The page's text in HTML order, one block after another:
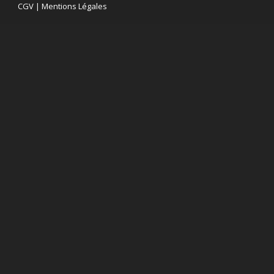
CGV | Mentions Légales